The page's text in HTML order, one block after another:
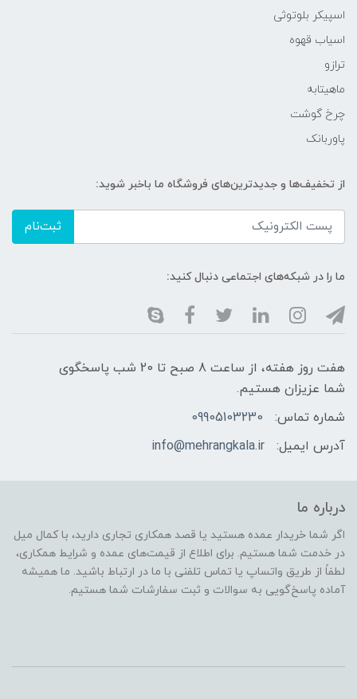
اسپیکر بلوتوثی
اسیاب قهوه
ترازو
ماهیتابه
چرخ گوشت
پاوربانک
از تخفیف‌ها و جدیدترین‌های فروشگاه ما باخبر شوید:
ثبت‌نام
ما را در شبکه‌های اجتماعی دنبال کنید:
هفت روز هفته، از ساعت 8 صبح تا 20 شب پاسخگوی
شما عزیزان هستیم.
شماره تماس:
09905103230
آدرس ایمیل:
info@mehrangkala.ir
درباره ما
اگر شما خریدار عمده هستید یا قصد همکاری تجاری دارید، با کمال میل
در خدمت شما هستیم. برای اطلاع از قیمت‌های عمده و شرایط همکاری،
لطفاً از طریق واتساپ یا تماس تلفنی با ما در ارتباط باشید. ما همیشه
آماده پاسخ‌گویی به سوالات و ثبت سفارشات شما هستیم.